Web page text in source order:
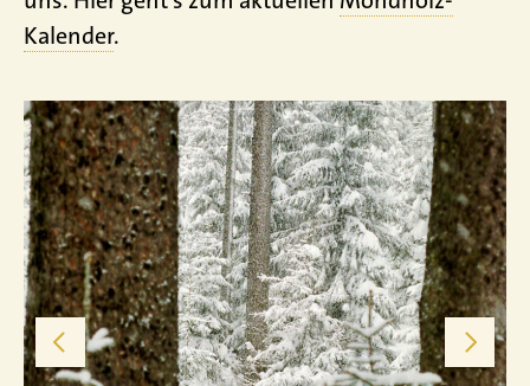
Kalender.